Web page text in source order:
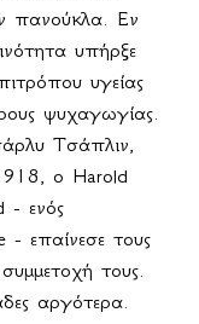
πανούκλα. Εν
υπήρξε
υγείας
ψυχαγωγίας.
Τσάπλιν,
ο Harold
- ενός
- επαίνεσε τους
τους.
αργότερα.